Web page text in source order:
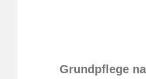
Grundpflege